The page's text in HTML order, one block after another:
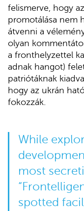
felismerve, hogy
promotálása nem
átvenni a
olyan
a fronthelyzettel
adnak hangot)
patriótáknak
hogy az ukrán
fokozzák.
While
most
spotted